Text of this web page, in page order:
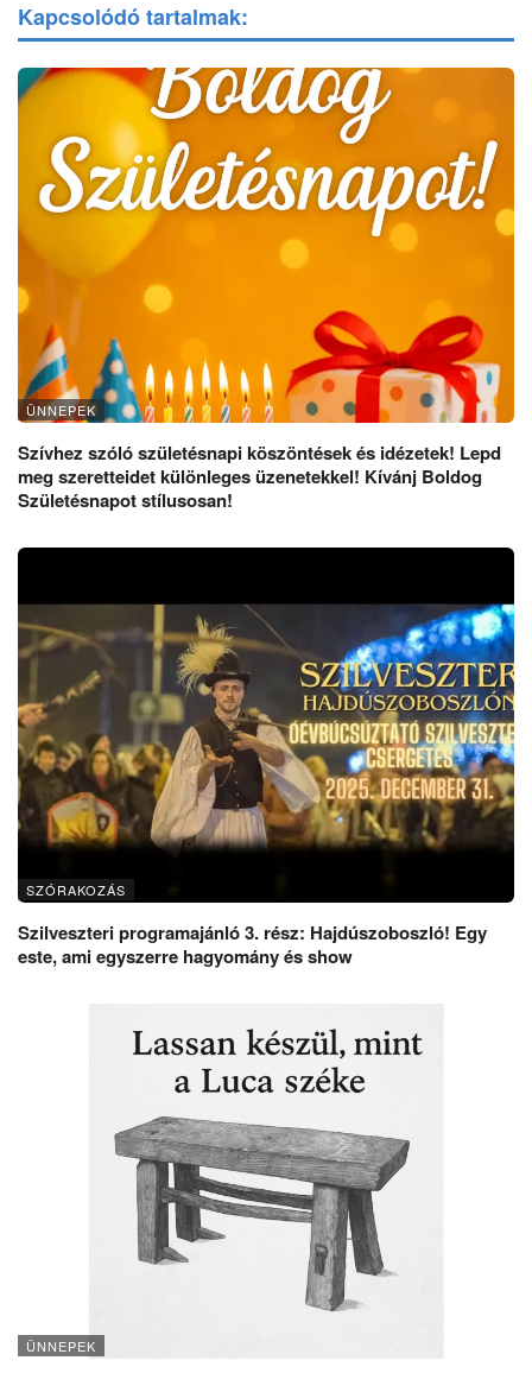
Kapcsolódó tartalmak:
ÜNNEPEK
Szívhez szóló születésnapi köszöntések és idézetek! Lepd
meg szeretteidet különleges üzenetekkel! Kívánj Boldog
Születésnapot stílusosan!
SZÓRAKOZÁS
Szilveszteri programajánló 3. rész: Hajdúszoboszló! Egy
este, ami egyszerre hagyomány és show
ÜNNEPEK